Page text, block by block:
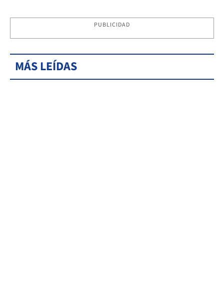
PUBLICIDAD
MÁS LEÍDAS